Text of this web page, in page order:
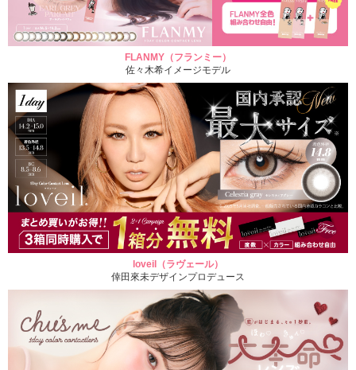
FLANMY（フランミー）
佐々木希イメージモデル
loveil（ラヴェール）
倖田來未デザインプロデュース